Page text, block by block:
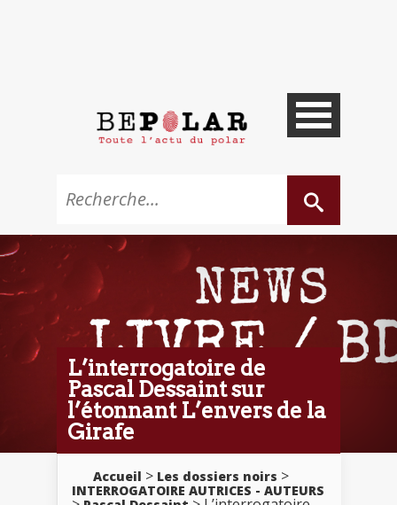
L’interrogatoire de
Pascal Dessaint sur
l’étonnant L’envers de la
Girafe
Accueil > Les dossiers noirs >
INTERROGATOIRE AUTRICES - AUTEURS